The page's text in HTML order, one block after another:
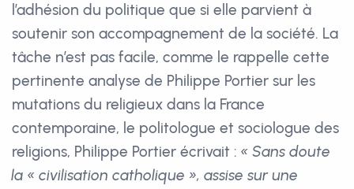
l’adhésion du politique que si elle parvient à
soutenir son accompagnement de la société. La
tâche n’est pas facile, comme le rappelle cette
pertinente analyse de Philippe Portier sur les
mutations du religieux dans la France
contemporaine, le politologue et sociologue des
religions, Philippe Portier écrivait : « Sans doute
la « civilisation catholique », assise sur une